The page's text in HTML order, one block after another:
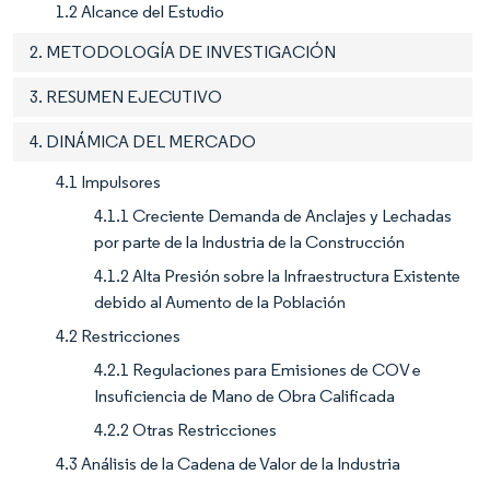
1.2 Alcance del Estudio
2. METODOLOGÍA DE INVESTIGACIÓN
3. RESUMEN EJECUTIVO
4. DINÁMICA DEL MERCADO
4.1 Impulsores
4.1.1 Creciente Demanda de Anclajes y Lechadas
por parte de la Industria de la Construcción
4.1.2 Alta Presión sobre la Infraestructura Existente
debido al Aumento de la Población
4.2 Restricciones
4.2.1 Regulaciones para Emisiones de COV e
Insuficiencia de Mano de Obra Calificada
4.2.2 Otras Restricciones
4.3 Análisis de la Cadena de Valor de la Industria